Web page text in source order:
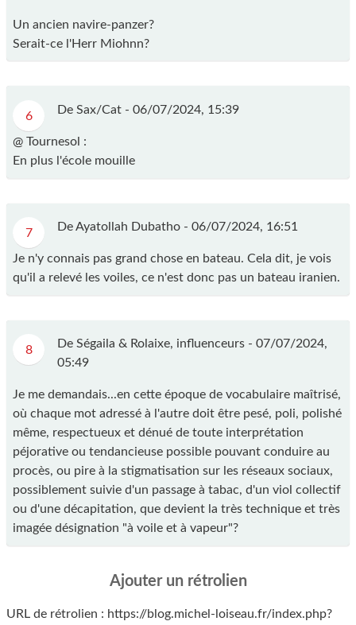
Un ancien navire-panzer?
Serait-ce l'Herr Miohnn?
6 De Sax/Cat - 06/07/2024, 15:39
@ Tournesol :
En plus l'école mouille
7 De Ayatollah Dubatho - 06/07/2024, 16:51
Je n'y connais pas grand chose en bateau. Cela dit, je vois
qu'il a relevé les voiles, ce n'est donc pas un bateau iranien.
8 De Ségaila & Rolaixe, influenceurs - 07/07/2024,
05:49
Je me demandais...en cette époque de vocabulaire maîtrisé,
où chaque mot adressé à l'autre doit être pesé, poli, polishé
même, respectueux et dénué de toute interprétation
péjorative ou tendancieuse possible pouvant conduire au
procès, ou pire à la stigmatisation sur les réseaux sociaux,
possiblement suivie d'un passage à tabac, d'un viol collectif
ou d'une décapitation, que devient la très technique et très
imagée désignation "à voile et à vapeur"?
Ajouter un rétrolien
URL de rétrolien : https://blog.michel-loiseau.fr/index.php?